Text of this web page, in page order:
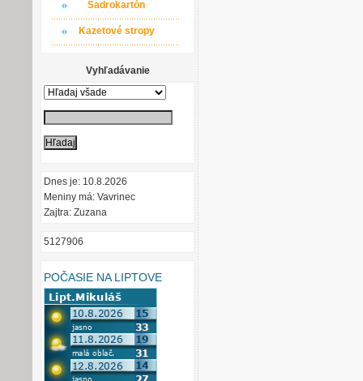
Sadrokartón
Kazetové stropy
Vyhľadávanie
Dnes je: 10.8.2026
Meniny má: Vavrinec
Zajtra: Zuzana
5127906
POČASIE NA LIPTOVE